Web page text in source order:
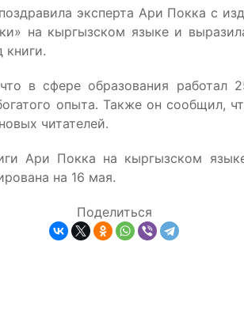
эксперта Ари Покка с
на кыргызском языке и
книги.
в сфере образования
опыта. Также он сообщил,
читателей.
Ари Покка на кыргызском
на 16 мая.
Поделиться